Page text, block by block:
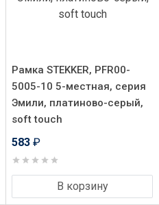
Рамка STEKKER, PFR00-
5005-10 5-местная, серия
Эмили, платиново-серый,
soft touch
583 ₽
В корзину